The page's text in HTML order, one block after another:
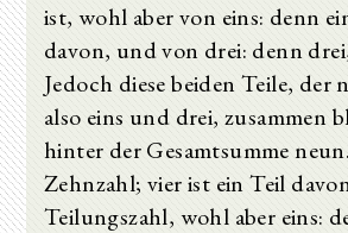
ist, wohl aber von eins: denn
davon, und von drei: denn
Jedoch diese beiden Teile,
also eins und drei, zusammen
hinter der Gesamtsumme
Zehnzahl; vier ist ein Teil
Teilungszahl, wohl aber eins: